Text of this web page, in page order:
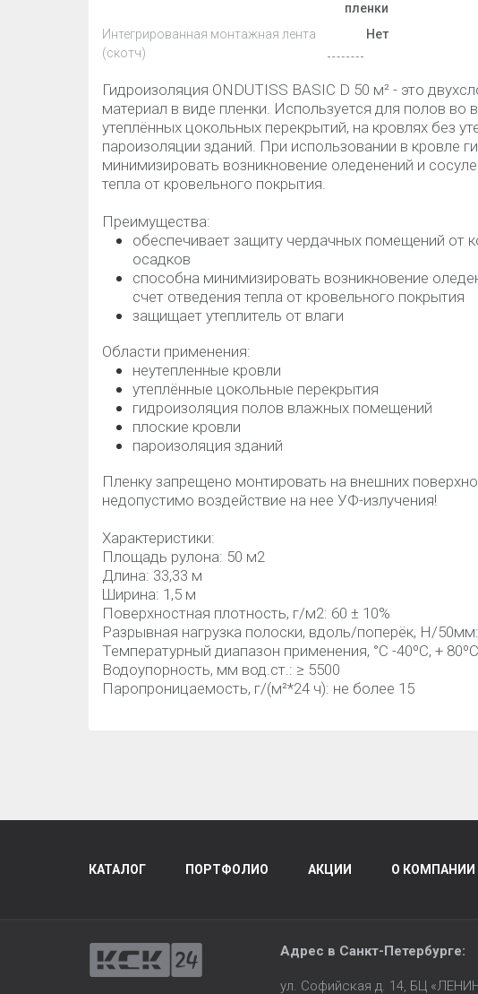
пленки
Интегрированная монтажная лента
(скотч)
Нет
Гидроизоляция ONDUTISS BASIC D 50 м² - это
материал в виде пленки. Используется для полов
утеплённых цокольных перекрытий, на кровлях без
пароизоляции зданий. При использовании в кровле
минимизировать возникновение оледенений и
тепла от кровельного покрытия.
Преимущества:
обеспечивает защиту чердачных помещений от
осадков
способна минимизировать возникновение
счет отведения тепла от кровельного покрытия
защищает утеплитель от влаги
Области применения:
неутепленные кровли
утеплённые цокольные перекрытия
гидроизоляция полов влажных помещений
плоские кровли
пароизоляция зданий
Пленку запрещено монтировать на внешних
недопустимо воздействие на нее УФ-излучения!
Характеристики:
Площадь рулона: 50 м2
Длина: 33,33 м
Ширина: 1,5 м
Поверхностная плотность, г/м2: 60 ± 10%
Разрывная нагрузка полоски, вдоль/поперёк, H/
Температурный диапазон применения, °С -40ºС, + 80ºС
Водоупорность, мм вод.ст.: ≥ 5500
Паропроницаемость, г/(м²*24 ч): не более 15
КАТАЛОГ ПОРТФОЛИО АКЦИИ О КОМПАНИИ
Адрес в Санкт-Петербурге:
ул. Софийская д. 14, БЦ